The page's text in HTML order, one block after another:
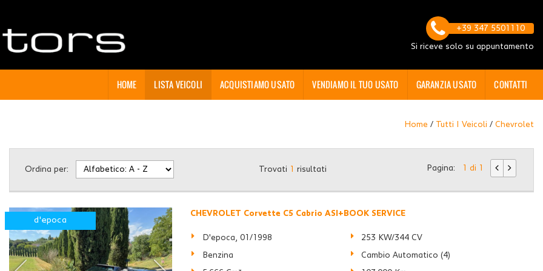
+39 347 5501110
Si riceve solo su appuntamento
HOME LISTA VEICOLI ACQUISTIAMO USATO VENDIAMO IL TUO USATO GARANZIA USATO CONTATTI
Home / Tutti I Veicoli / Chevrolet
Ordina per: Trovati risultati Pagina: 1 di 1
d'epoca
CHEVROLET Corvette C5 Cabrio ASI+BOOK SERVICE
D'epoca, 01/1998 253 KW/344 CV
Benzina Cambio Automatico (4)